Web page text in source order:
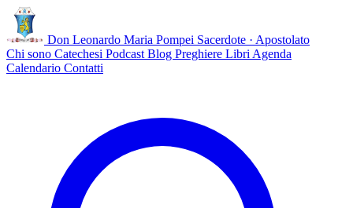
Don Leonardo Maria Pompei Sacerdote · Apostolato
Chi sono Catechesi Podcast Blog Preghiere Libri Agenda
Calendario Contatti